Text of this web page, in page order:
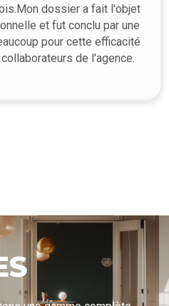
dossier a fait l'objet
et fut conclu par une
pour cette efficacité
de l'agence.